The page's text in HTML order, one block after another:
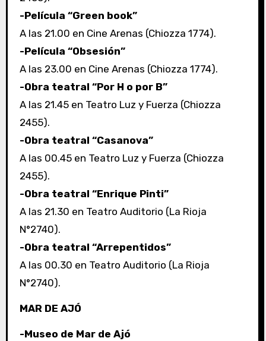
-Película “Green book”
A las 21.00 en Cine Arenas (Chiozza 1774).
-Película “Obsesión”
A las 23.00 en Cine Arenas (Chiozza 1774).
-Obra teatral “Por H o por B”
A las 21.45 en Teatro Luz y Fuerza (Chiozza
2455).
-Obra teatral “Casanova”
A las 00.45 en Teatro Luz y Fuerza (Chiozza
2455).
-Obra teatral “Enrique Pinti”
A las 21.30 en Teatro Auditorio (La Rioja
N°2740).
-Obra teatral “Arrepentidos”
A las 00.30 en Teatro Auditorio (La Rioja
N°2740).
MAR DE AJÓ
-Museo de Mar de Ajó